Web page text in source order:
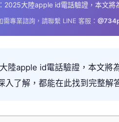
2025大陸apple id電話驗證，本文將
需專業諮詢，請聯繫 LINE 客服：
陸apple id電話驗證，本文將
入了解，都能在此找到完整解